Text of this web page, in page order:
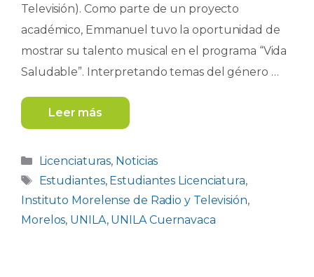
Televisión). Como parte de un proyecto
académico, Emmanuel tuvo la oportunidad de
mostrar su talento musical en el programa “Vida
Saludable”. Interpretando temas del género …
Leer más
Categorías
Licenciaturas, Noticias
Etiquetas
Estudiantes, Estudiantes Licenciatura,
Instituto Morelense de Radio y Televisión,
Morelos, UNILA, UNILA Cuernavaca